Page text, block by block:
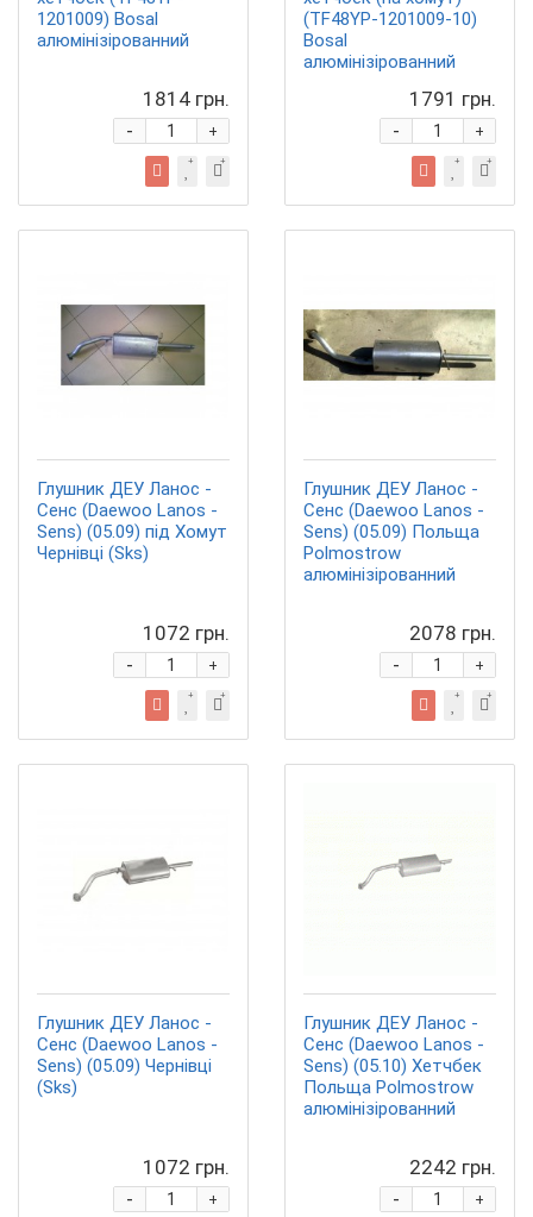
1201009) Bosal
алюмінізірованний
1814 грн.
+
-
(TF48YP-1201009-10)
Bosal
алюмінізірованний
1791 грн.
+
-
Глушник ДЕУ Ланос -
Сенс (Daewoo Lanos -
Sens) (05.09) під Хомут
Чернівці (Sks)
1072 грн.
+
-
Глушник ДЕУ Ланос -
Сенс (Daewoo Lanos -
Sens) (05.09) Польща
Polmostrow
алюмінізірованний
2078 грн.
+
-
Глушник ДЕУ Ланос -
Сенс (Daewoo Lanos -
Sens) (05.09) Чернівці
(Sks)
1072 грн.
+
-
Глушник ДЕУ Ланос -
Сенс (Daewoo Lanos -
Sens) (05.10) Хетчбек
Польща Polmostrow
алюмінізірованний
2242 грн.
+
-